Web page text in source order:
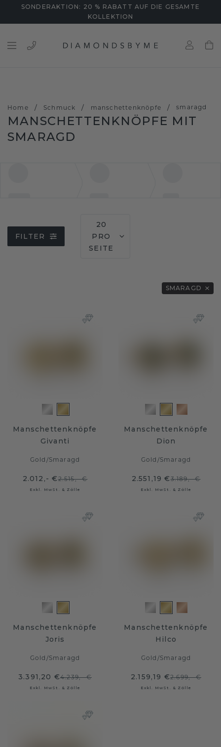
SONDERAKTION: 20 % RABATT AUF DIE GESAMTE
KOLLEKTION
Home / Schmuck / manschettenknöpfe / smaragd
MANSCHETTENKNÖPFE MIT
SMARAGD
FILTER
20
PRO
SEITE
SMARAGD
Manschettenknöpfe
Givanti
Gold /Smaragd
2.012,- €2.515,- €
Exkl. MwSt. & Zölle
Manschettenknöpfe
Dion
Gold /Smaragd
2.551,19 €3.189,- €
Exkl. MwSt. & Zölle
Manschettenknöpfe
Joris
Gold /Smaragd
3.391,20 €4.239,- €
Exkl. MwSt. & Zölle
Manschettenknöpfe
Hilco
Gold /Smaragd
2.159,19 €2.699,- €
Exkl. MwSt. & Zölle